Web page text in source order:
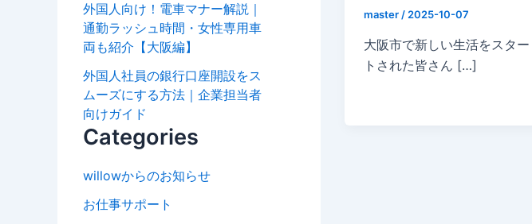
外国人向け！電車マナー解説｜
通勤ラッシュ時間・女性専用車
両も紹介【大阪編】
外国人社員の銀行口座開設をス
ムーズにする方法｜企業担当者
向けガイド
Categories
willowからのお知らせ
お仕事サポート
master / 2025-10-07
大阪市で新しい生活をスター
トされた皆さん […]